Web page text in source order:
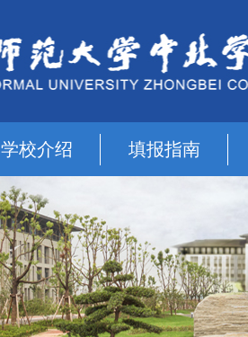
学校介绍 填报指南